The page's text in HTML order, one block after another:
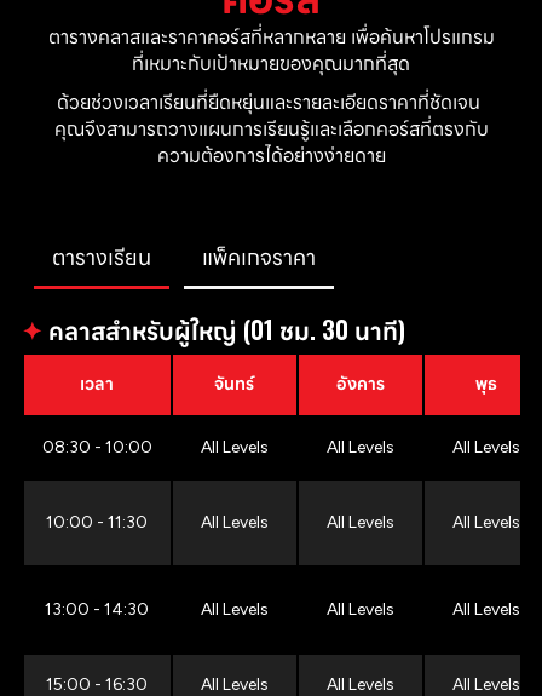
ตารางคลาสและราคาคอร์สที่หลากหลาย เพื่อค้นหาโปรแกรม
ที่เหมาะกับเป้าหมายของคุณมากที่สุด
ด้วยช่วงเวลาเรียนที่ยืดหยุ่นและรายละเอียดราคาที่ชัดเจน
คุณจึงสามารถวางแผนการเรียนรู้และเลือกคอร์สที่ตรงกับ
ความต้องการได้อย่างง่ายดาย
ตารางเรียน แพ็คเกจราคา
✦ คลาสสำหรับผู้ใหญ่ (01 ชม. 30 นาที)
เวลา จันทร์ อังคาร พุธ
08:30 - 10:00 All Levels All Levels All Levels
10:00 - 11:30 All Levels All Levels All Levels
13:00 - 14:30 All Levels All Levels All Levels
15:00 - 16:30 All Levels All Levels All Levels